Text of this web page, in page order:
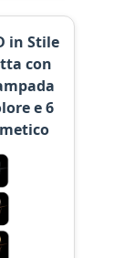
in Stile
con
e 6